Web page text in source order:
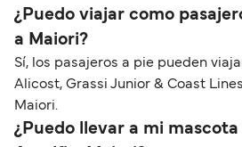
¿Puedo viajar como
a Maiori?
Sí, los pasajeros a pie pueden
Alicost, Grassi Junior & Coast
Maiori.
¿Puedo llevar a mi